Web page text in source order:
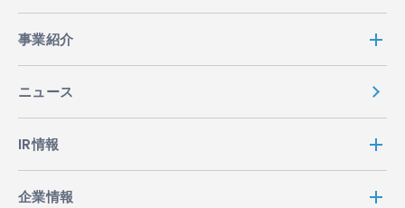
事業紹介
ニュース
IR情報
企業情報